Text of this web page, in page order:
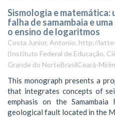
Sismologia e matemática:
falha de samambaia e
o ensino de logaritmos
Costa Junior, Antonio; http://
(Instituto Federal de Educação,
Grande do NorteBrasilCeará-
This monograph presents a
that integrates concepts of
emphasis on the
geological fault located in the